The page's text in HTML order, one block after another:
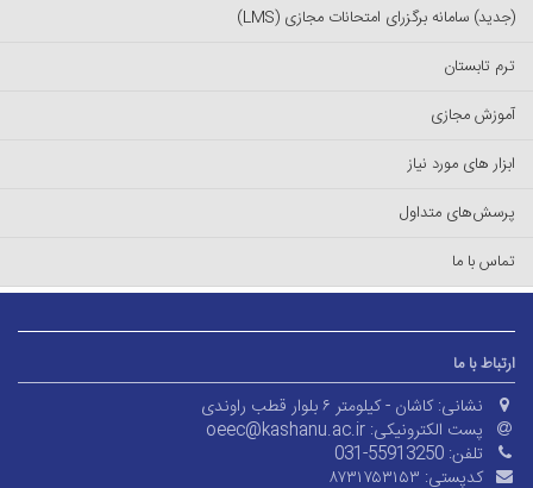
(جدید) سامانه برگزرای امتحانات مجازی (LMS)
ترم تابستان
آموزش مجازی
ابزار های مورد نیاز
پرسش‌های متداول
تماس با ما
ارتباط با ما
نشانی: کاشان - کیلومتر ۶ بلوار قطب راوندی
پست الکترونیکی: oeec@kashanu.ac.ir
تلفن: 031-55913250
کدپستی: ۸۷۳۱۷۵۳۱۵۳